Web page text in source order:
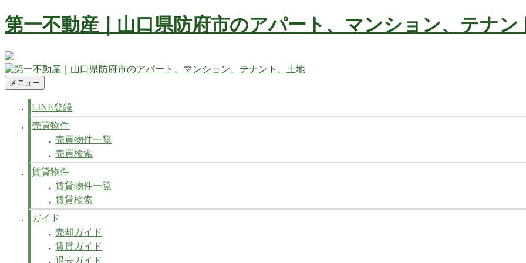
コ
ン
ン
ツ
へ
ス
第一不動産｜山口県防府市のアパート、マンション、テナン
防府市の不動産 賃貸、マンション、アパート、テナントなど不動産の事ならお任せ下さい
第一不動産｜山口県防府市のアパート、マンション、テナント、土地
防府市の不動産 賃貸、マンション、アパート、テナントなど不動産の事ならお任せ下さい
メニュー
LINE登録
売買物件
売買物件一覧
売買検索
賃貸物件
賃貸物件一覧
賃貸検索
ガイド
売却ガイド
賃貸ガイド
退去ガイド